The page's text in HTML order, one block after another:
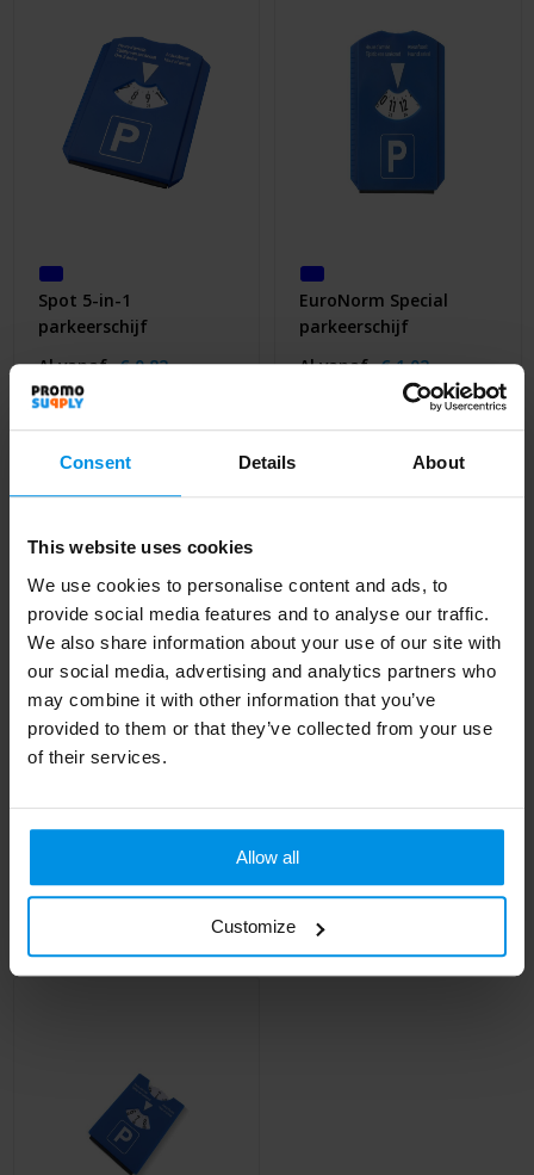
Consent Details About
This website uses cookies
We use cookies to personalise content and ads, to
provide social media features and to analyse our traffic.
We also share information about your use of our site with
our social media, advertising and analytics partners who
may combine it with other information that you’ve
provided to them or that they’ve collected from your use
of their services.
Allow all
Customize
Spot 5-in-1
parkeerschijf
Al vanaf € 0,82
4 werkdag(en)
EuroNorm Special
parkeerschijf
Al vanaf € 1,02
4 werkdag(en)
Al vanaf € 1,01